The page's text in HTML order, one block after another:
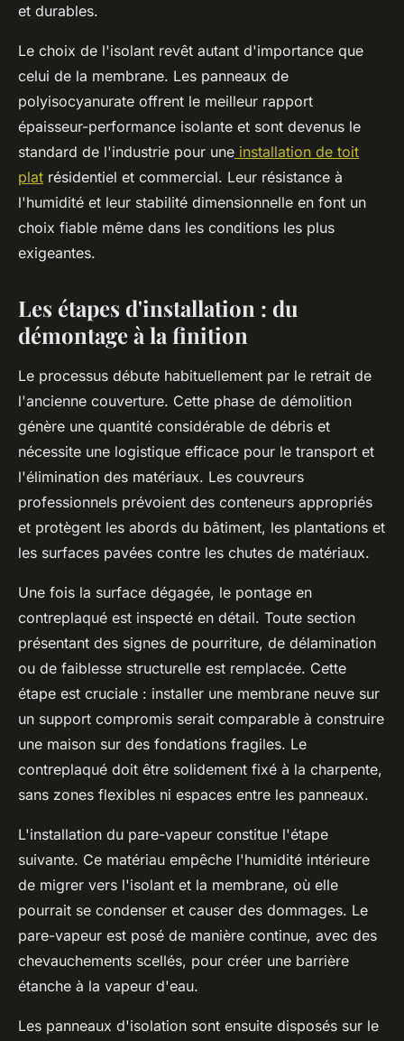
et durables.
Le choix de l'isolant revêt autant d'importance que
celui de la membrane. Les panneaux de
polyisocyanurate offrent le meilleur rapport
épaisseur-performance isolante et sont devenus le
standard de l'industrie pour une installation de toit
plat résidentiel et commercial. Leur résistance à
l'humidité et leur stabilité dimensionnelle en font un
choix fiable même dans les conditions les plus
exigeantes.
Les étapes d'installation : du
démontage à la finition
Le processus débute habituellement par le retrait de
l'ancienne couverture. Cette phase de démolition
génère une quantité considérable de débris et
nécessite une logistique efficace pour le transport et
l'élimination des matériaux. Les couvreurs
professionnels prévoient des conteneurs appropriés
et protègent les abords du bâtiment, les plantations et
les surfaces pavées contre les chutes de matériaux.
Une fois la surface dégagée, le pontage en
contreplaqué est inspecté en détail. Toute section
présentant des signes de pourriture, de délamination
ou de faiblesse structurelle est remplacée. Cette
étape est cruciale : installer une membrane neuve sur
un support compromis serait comparable à construire
une maison sur des fondations fragiles. Le
contreplaqué doit être solidement fixé à la charpente,
sans zones flexibles ni espaces entre les panneaux.
L'installation du pare-vapeur constitue l'étape
suivante. Ce matériau empêche l'humidité intérieure
de migrer vers l'isolant et la membrane, où elle
pourrait se condenser et causer des dommages. Le
pare-vapeur est posé de manière continue, avec des
chevauchements scellés, pour créer une barrière
étanche à la vapeur d'eau.
Les panneaux d'isolation sont ensuite disposés sur le